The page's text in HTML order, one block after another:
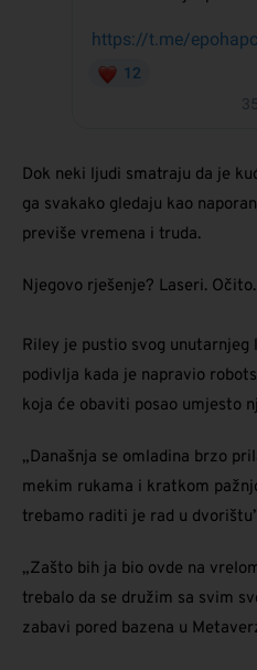
Dok neki ljudi smatraju da je
ga svakako gledaju kao
previše vremena i truda.
Njegovo rješenje? Laseri. Očito.
Riley je pustio svog unutarnjeg
podivlja kada je napravio
koja će obaviti posao umjesto
„Današnja se omladina brzo
mekim rukama i kratkom
trebamo raditi je rad u
„Zašto bih ja bio ovde na
trebalo da se družim sa svim
zabavi pored bazena u